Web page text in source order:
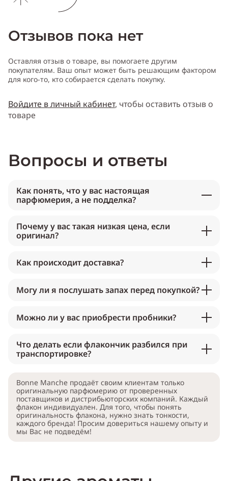
Отзывов пока нет
Оставляя отзыв о товаре, вы помогаете другим
покупателям. Ваш опыт может быть решающим фактором
для кого-то, кто собирается сделать покупку.
Войдите в личный кабинет, чтобы оставить отзыв о
товаре
Вопросы и ответы
Как понять, что у вас настоящая
парфюмерия, а не подделка?
Почему у вас такая низкая цена, если
оригинал?
Как происходит доставка?
Могу ли я послушать запах перед покупкой?
Можно ли у вас приобрести пробники?
Что делать если флакончик разбился при
транспортировке?
Bonne Manche продаёт своим клиентам только
оригинальную парфюмерию от проверенных
поставщиков и дистрибьюторских компаний. Каждый
флакон индивидуален. Для того, чтобы понять
оригинальность флакона, нужно знать тонкости,
каждого бренда! Просим довериться нашему опыту и
мы Вас не подведём!